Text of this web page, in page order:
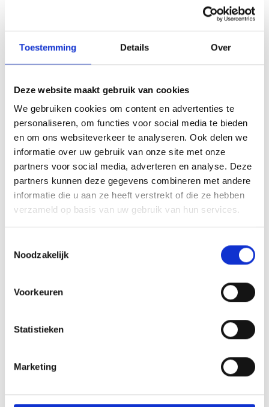
Toestemming Details Over
Deze website maakt gebruik van cookies
We gebruiken cookies om content en advertenties te
personaliseren, om functies voor social media te bieden
en om ons websiteverkeer te analyseren. Ook delen we
informatie over uw gebruik van onze site met onze
partners voor social media, adverteren en analyse. Deze
partners kunnen deze gegevens combineren met andere
informatie die u aan ze heeft verstrekt of die ze hebben
verzameld op basis van uw gebruik van hun services.
Noodzakelijk
Voorkeuren
Statistieken
Marketing
Tijdens én na een flinke wandeling voel je je
positiever en meer ontspannen. Het is de ideale
uitlaatklep na een zware werkdag.
van omgeving? Wat de reden ook is, terwijl je wandelt,
bevorder je je creatieve denkproces.
4. Je stimuleert je geheugen en concentratie
Wil je extra productief zijn of moet je flink wat zaken
onthouden? Ook dan is een herfstwandeling net wat je
nodig hebt.
Je hoort het al. Bij Bodystyling zijn we fan van flinke
wandelingen in de herfst. Je kunt ze trouwens perfect
combineren met je sportsessies in een vanonze
Ben je helemaal klaar voor een nieuwe way of life?
meer artikels